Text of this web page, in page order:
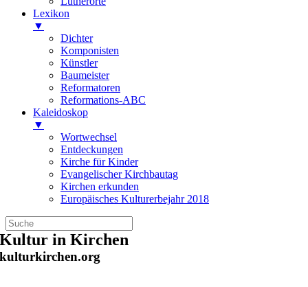
Lexikon
▼
Dichter
Komponisten
Künstler
Baumeister
Reformatoren
Reformations-ABC
Kaleidoskop
▼
Wortwechsel
Entdeckungen
Kirche für Kinder
Evangelischer Kirchbautag
Kirchen erkunden
Europäisches Kulturerbejahr 2018
Zum
Inhalt
springen
Kultur in Kirchen
kulturkirchen.org